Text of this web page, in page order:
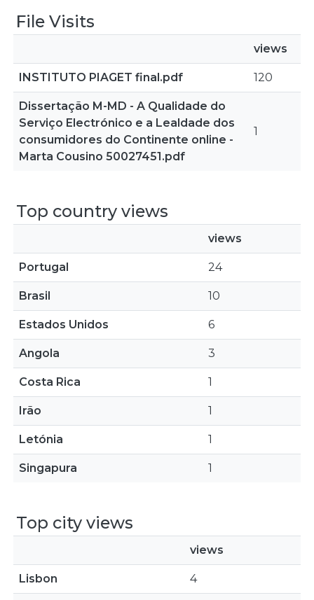
File Visits
views
INSTITUTO PIAGET final.pdf 120
Dissertação M-MD - A Qualidade do
Serviço Electrónico e a Lealdade dos
consumidores do Continente online -
Marta Cousino 50027451.pdf
1
Top country views
views
Portugal 24
Brasil 10
Estados Unidos 6
Angola 3
Costa Rica 1
Irão 1
Letónia 1
Singapura 1
Top city views
views
Lisbon 4